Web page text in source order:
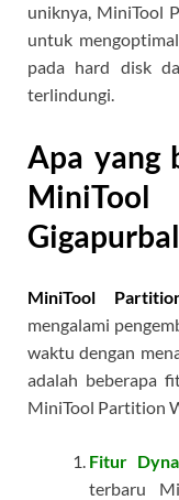
uniknya, MiniTool
untuk
pada hard disk
terlindungi.
Apa yang
MiniTool
mengalami
waktu dengan
adalah beberapa
MiniTool Partition
Fitur
terbaru